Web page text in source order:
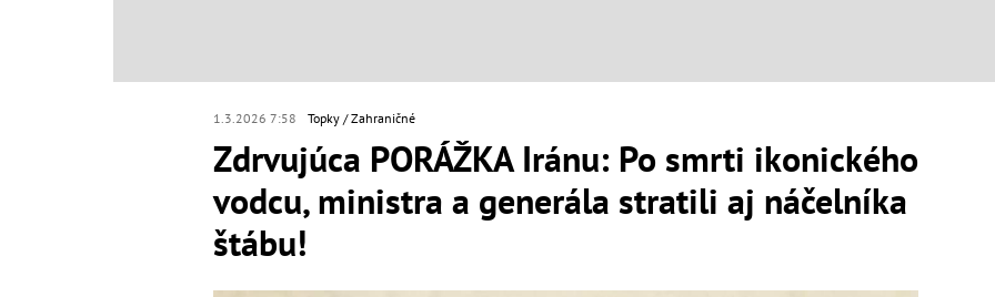
1.3.2026 7:58 Topky Zahraničné
Zdrvujúca PORÁŽKA Iránu: Po smrti ikonického
vodcu, ministra a generála stratili aj náčelníka
štábu!